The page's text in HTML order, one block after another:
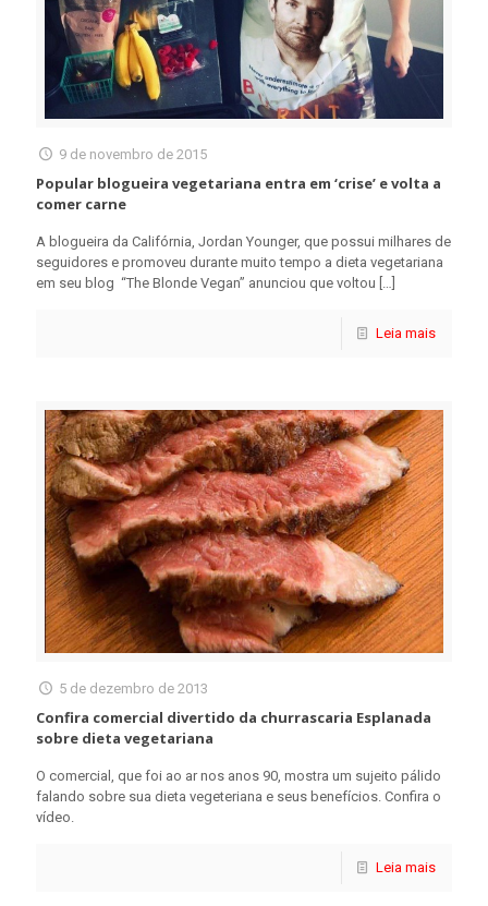
9 de novembro de 2015
Popular blogueira vegetariana entra em ‘crise’ e volta a
comer carne
A blogueira da Califórnia, Jordan Younger, que possui milhares de
seguidores e promoveu durante muito tempo a dieta vegetariana
em seu blog “The Blonde Vegan” anunciou que voltou […]
Leia mais
5 de dezembro de 2013
Confira comercial divertido da churrascaria Esplanada
sobre dieta vegetariana
O comercial, que foi ao ar nos anos 90, mostra um sujeito pálido
falando sobre sua dieta vegeteriana e seus benefícios. Confira o
vídeo.
Leia mais